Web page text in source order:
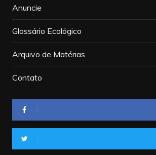
Anuncie
Glossário Ecológico
Arquivo de Matérias
Contato